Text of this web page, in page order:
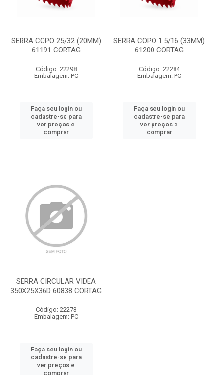
SERRA COPO 25/32 (20MM)
61191 CORTAG
Código: 22298
Embalagem: PC
Faça seu login ou
cadastre-se para
ver preços e
comprar
SERRA COPO 1.5/16 (33MM)
61200 CORTAG
Código: 22284
Embalagem: PC
Faça seu login ou
cadastre-se para
ver preços e
comprar
SERRA CIRCULAR VIDEA
350X25X36D 60838 CORTAG
Código: 22273
Embalagem: PC
Faça seu login ou
cadastre-se para
ver preços e
comprar